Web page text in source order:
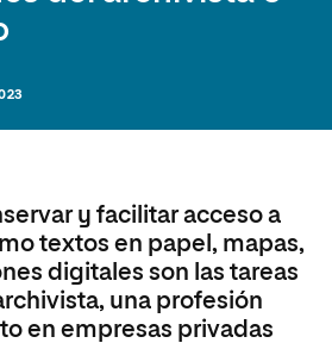
y facilitar acceso a
textos en papel, mapas,
digitales son las tareas
una profesión
en empresas privadas